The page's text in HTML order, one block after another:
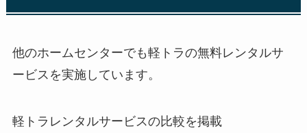
他のホームセンターでも軽トラの無料レンタルサ
ービスを実施しています。
軽トラレンタルサービスの比較を掲載